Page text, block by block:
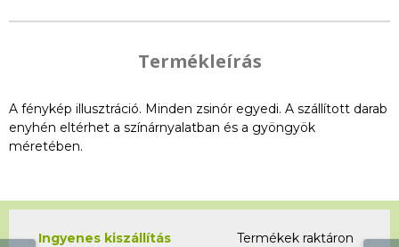
Termékleírás
A fénykép illusztráció. Minden zsinór egyedi. A szállított darab
enyhén eltérhet a színárnyalatban és a gyöngyök
méretében.
Ingyenes kiszállítás
Termékek raktáron